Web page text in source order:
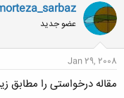
ع
ک
ن
ن
د
ه
م
ی
ر
ع
عضو جدید
Jan 29, 2008
مقاله درخواستی را مطابق